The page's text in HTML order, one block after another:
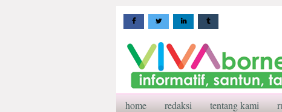
home redaksi tentang kami